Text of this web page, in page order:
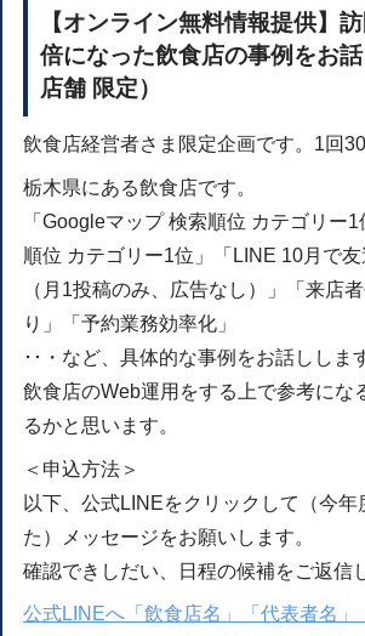
【オンライン無料情報提供】
倍になった飲食店の事例をお
店舗 限定）
飲食店経営者さま限定企画です。1回30
栃木県にある飲食店です。
「Googleマップ 検索順位 カテゴリー
順位 カテゴリー1位」「LINE 10月で友
（月1投稿のみ、広告なし）」「来店
り」「予約業務効率化」
･･・など、具体的な事例をお話ししま
飲食店のWeb運用をする上で参考にな
るかと思います。
＜申込方法＞
以下、公式LINEをクリックして（今年
た）メッセージをお願いします。
確認できしだい、日程の候補をご返信
公式LINEへ「飲食店名」「代表者名」